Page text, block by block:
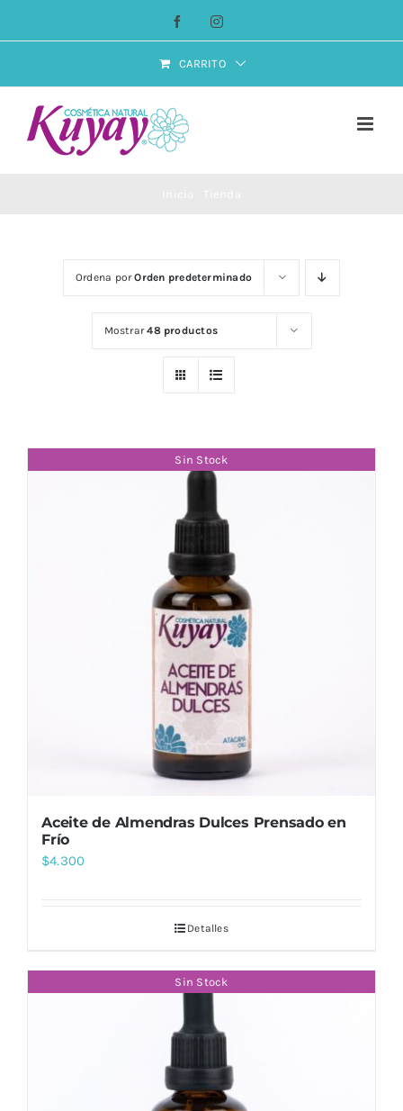
al
FacebookInstagram
CARRITO
Ordena porOrden predeterminado
Mostrar48 productos
Sin Stock
Aceite de Almendras Dulces Prensado en
Frío
$4.300
Detalles
Sin Stock